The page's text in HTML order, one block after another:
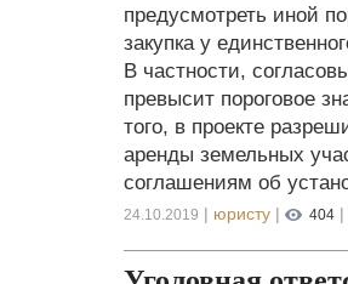
предусмотреть иной
закупка у
В частности,
превысит пороговое
того, в проекте
аренды земельных
соглашениям об
24.10.2019 | юристу | 404 |